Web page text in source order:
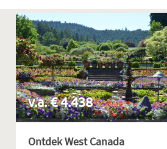
v.a. € 4.438
Ontdek West Canada